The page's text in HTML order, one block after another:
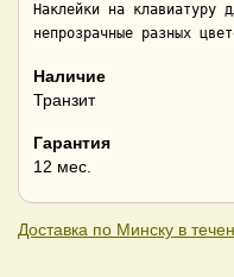
Наклейки на клавиатуру
непрозрачные разных
Наличие
Транзит
Гарантия
12 мес.
Доставка по Минску в